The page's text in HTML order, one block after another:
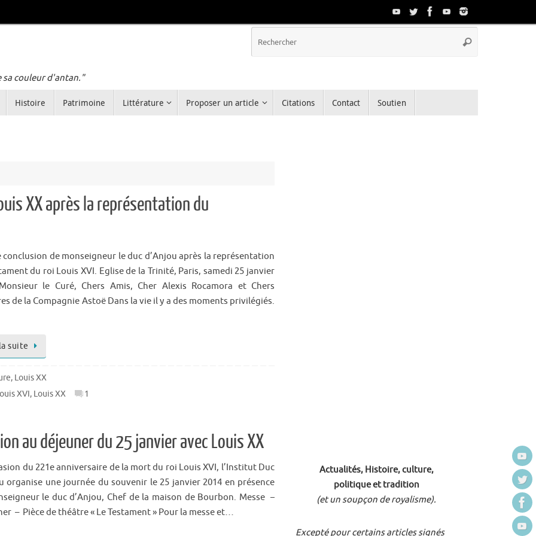
sa couleur d'antan."
Rechercher
Histoire Patrimoine Littérature Proposer un article Citations Contact Soutien
XX après la représentation du
conclusion de monseigneur le duc d’Anjou après la représentation
du roi Louis XVI. Eglise de la Trinité, Paris, samedi 25 janvier
le Curé, Chers Amis, Cher Alexis Rocamora et Chers
de la Compagnie Astoë Dans la vie il y a des moments privilégiés.
suite
, Louis XX
XVI, Louis XX 1
au déjeuner du 25 janvier avec Louis XX
du 221e anniversaire de la mort du roi Louis XVI, l’Institut Duc
organise une journée du souvenir le 25 janvier 2014 en présence
le duc d’Anjou, Chef de la maison de Bourbon. Messe –
– Pièce de théâtre « Le Testament » Pour la messe et…
Actualités, Histoire, culture,
politique et tradition
(et un soupçon de royalisme).
Excepté pour certains articles signés